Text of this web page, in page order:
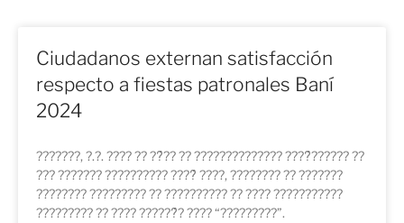
Ciudadanos externan satisfacción
respecto a fiestas patronales Baní
2024
???????, ?.?. ???? ?? ??́?? ?? ?????????????? ????́?????? ??
??? ??????? ?????????? ????́ ????, ???????? ?? ???????
???????? ????????? ?? ?????????? ?? ???? ???????????
????????? ?? ???? ??????́? ???? “?????????”.